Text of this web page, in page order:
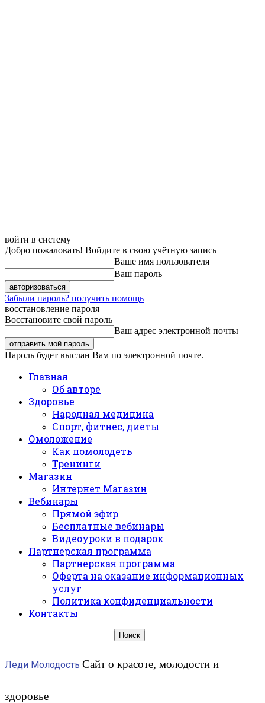
войти в систему
Добро пожаловать! Войдите в свою учётную запись
Ваше имя пользователя
Ваш пароль
Забыли пароль? получить помощь
восстановление пароля
Восстановите свой пароль
Ваш адрес электронной почты
Пароль будет выслан Вам по электронной почте.
Главная
Об авторе
Здоровье
Народная медицина
Спорт, фитнес, диеты
Омоложение
Как помолодеть
Тренинги
Магазин
Интернет Магазин
Вебинары
Прямой эфир
Бесплатные вебинары
Видеоуроки в подарок
Партнерская программа
Партнерская программа
Оферта на оказание информационных
услуг
Политика конфиденциальности
Контакты
Леди Молодость Сайт о красоте, молодости и
здоровье